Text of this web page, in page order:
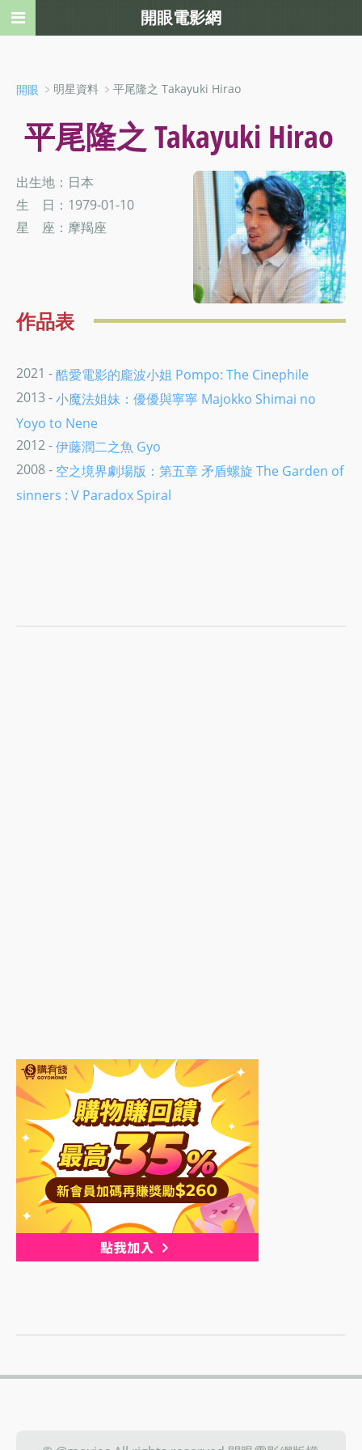
開眼 ﹥明星資料 ﹥平尾隆之 Takayuki Hirao
平尾隆之 Takayuki Hirao
出生地：日本
生 日：1979-01-10
星 座：摩羯座
作品表
2021 -酷愛電影的龐波小姐 Pompo: The Cinephile
2013 -小魔法姐妹：優優與寧寧 Majokko Shimai no
Yoyo to Nene
2012 -伊藤潤二之魚 Gyo
2008 - 空之境界劇場版：第五章 矛盾螺旋 The Garden of
sinners : V Paradox Spiral
開眼電影網